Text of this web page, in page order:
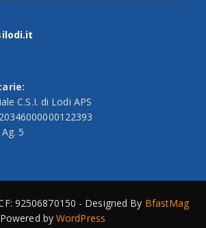
C.S.I. di Lodi APS
5
92506870150 - Designed By BfastMag
Powered byWordPress